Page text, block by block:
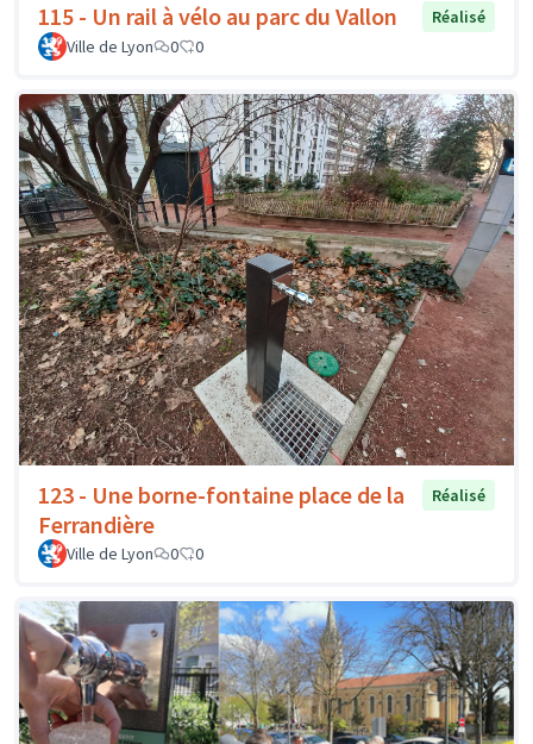
115 - Un rail à vélo au parc du Vallon
Réalisé
Ville de Lyon
0 0
123 - Une borne-fontaine place de la
Ferrandière
Réalisé
Ville de Lyon 0 0